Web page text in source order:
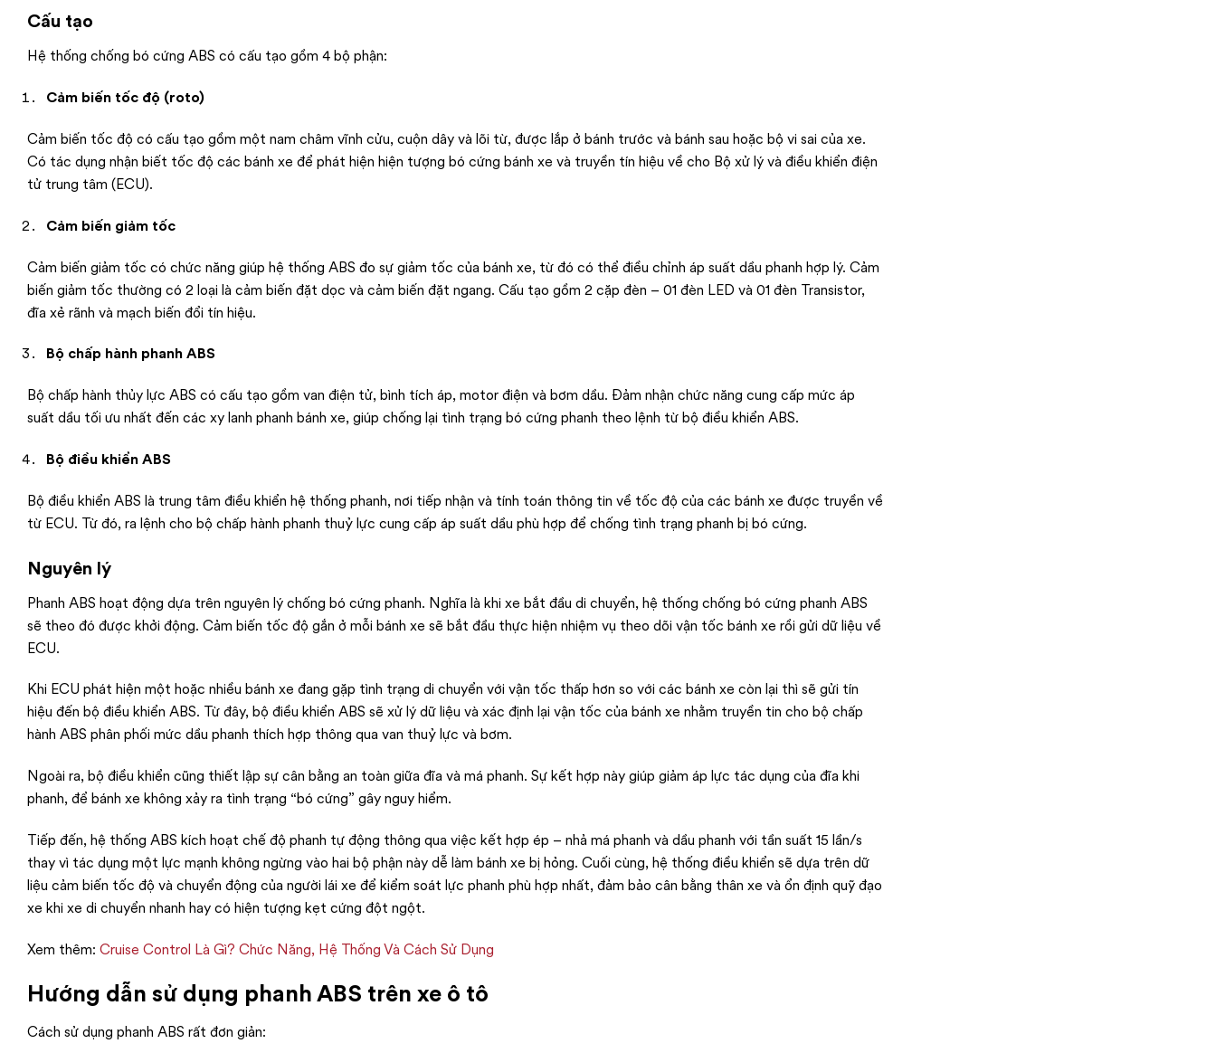
Cấu tạo
Hệ thống chống bó cứng ABS có cấu tạo gồm 4 bộ phận:
Cảm biến tốc độ (roto)
Cảm biến tốc độ có cấu tạo gồm một nam châm vĩnh cửu, cuộn dây và lõi từ, được lắp ở bánh trước và bánh sau hoặc bộ vi sai của xe.
Có tác dụng nhận biết tốc độ các bánh xe để phát hiện hiện tượng bó cứng bánh xe và truyền tín hiệu về cho Bộ xử lý và điều khiển điện
tử trung tâm (ECU).
Cảm biến giảm tốc
Cảm biến giảm tốc có chức năng giúp hệ thống ABS đo sự giảm tốc của bánh xe, từ đó có thể điều chỉnh áp suất dầu phanh hợp lý. Cảm
biến giảm tốc thường có 2 loại là cảm biến đặt dọc và cảm biến đặt ngang. Cấu tạo gồm 2 cặp đèn – 01 đèn LED và 01 đèn Transistor,
đĩa xẻ rãnh và mạch biến đổi tín hiệu.
Bộ chấp hành phanh ABS
Bộ chấp hành thủy lực ABS có cấu tạo gồm van điện tử, bình tích áp, motor điện và bơm dầu. Đảm nhận chức năng cung cấp mức áp
suất dầu tối ưu nhất đến các xy lanh phanh bánh xe, giúp chống lại tình trạng bó cứng phanh theo lệnh từ bộ điều khiển ABS.
Bộ điều khiển ABS
Bộ điều khiển ABS là trung tâm điều khiển hệ thống phanh, nơi tiếp nhận và tính toán thông tin về tốc độ của các bánh xe được truyền về
từ ECU. Từ đó, ra lệnh cho bộ chấp hành phanh thuỷ lực cung cấp áp suất dầu phù hợp để chống tình trạng phanh bị bó cứng.
Nguyên lý
Phanh ABS hoạt động dựa trên nguyên lý chống bó cứng phanh. Nghĩa là khi xe bắt đầu di chuyển, hệ thống chống bó cứng phanh ABS
sẽ theo đó được khởi động. Cảm biến tốc độ gắn ở mỗi bánh xe sẽ bắt đầu thực hiện nhiệm vụ theo dõi vận tốc bánh xe rồi gửi dữ liệu về
ECU.
Khi ECU phát hiện một hoặc nhiều bánh xe đang gặp tình trạng di chuyển với vận tốc thấp hơn so với các bánh xe còn lại thì sẽ gửi tín
hiệu đến bộ điều khiển ABS. Từ đây, bộ điều khiển ABS sẽ xử lý dữ liệu và xác định lại vận tốc của bánh xe nhằm truyền tin cho bộ chấp
hành ABS phân phối mức dầu phanh thích hợp thông qua van thuỷ lực và bơm.
Ngoài ra, bộ điều khiển cũng thiết lập sự cân bằng an toàn giữa đĩa và má phanh. Sự kết hợp này giúp giảm áp lực tác dụng của đĩa khi
phanh, để bánh xe không xảy ra tình trạng “bó cứng” gây nguy hiểm.
Tiếp đến, hệ thống ABS kích hoạt chế độ phanh tự động thông qua việc kết hợp ép – nhả má phanh và dầu phanh với tần suất 15 lần/s
thay vì tác dụng một lực mạnh không ngừng vào hai bộ phận này dễ làm bánh xe bị hỏng. Cuối cùng, hệ thống điều khiển sẽ dựa trên dữ
liệu cảm biến tốc độ và chuyển động của người lái xe để kiểm soát lực phanh phù hợp nhất, đảm bảo cân bằng thân xe và ổn định quỹ đạo
xe khi xe di chuyển nhanh hay có hiện tượng kẹt cứng đột ngột.
Xem thêm: Cruise Control Là Gì? Chức Năng, Hệ Thống Và Cách Sử Dụng
Hướng dẫn sử dụng phanh ABS trên xe ô tô
Cách sử dụng phanh ABS rất đơn giản: